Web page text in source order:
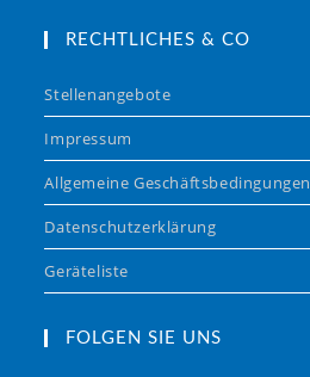
RECHTLICHES & CO
Stellenangebote
Impressum
Allgemeine Geschäftsbedingungen
Datenschutzerklärung
Geräteliste
FOLGEN SIE UNS